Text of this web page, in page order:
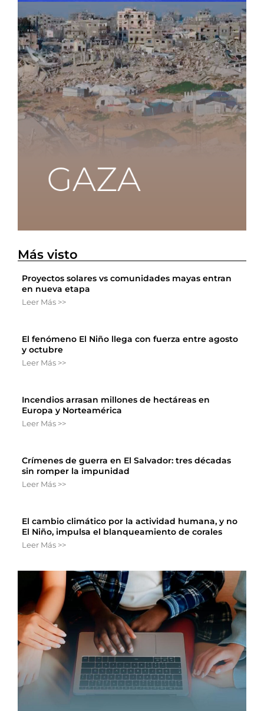
Más visto
Proyectos solares vs comunidades mayas entran
en nueva etapa
Leer Más >>
El fenómeno El Niño llega con fuerza entre agosto
y octubre
Leer Más >>
Incendios arrasan millones de hectáreas en
Europa y Norteamérica
Leer Más >>
Crímenes de guerra en El Salvador: tres décadas
sin romper la impunidad
Leer Más >>
El cambio climático por la actividad humana, y no
El Niño, impulsa el blanqueamiento de corales
Leer Más >>